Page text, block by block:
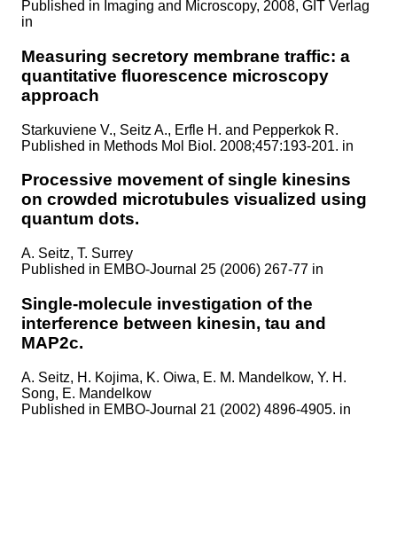
Published in Imaging and Microscopy, 2008, GIT Verlag
in
Measuring secretory membrane traffic: a
quantitative fluorescence microscopy
approach
Starkuviene V., Seitz A., Erfle H. and Pepperkok R.
Published in Methods Mol Biol. 2008;457:193-201. in
Processive movement of single kinesins
on crowded microtubules visualized using
quantum dots.
A. Seitz, T. Surrey
Published in EMBO-Journal 25 (2006) 267-77 in
Single-molecule investigation of the
interference between kinesin, tau and
MAP2c.
A. Seitz, H. Kojima, K. Oiwa, E. M. Mandelkow, Y. H.
Song, E. Mandelkow
Published in EMBO-Journal 21 (2002) 4896-4905. in